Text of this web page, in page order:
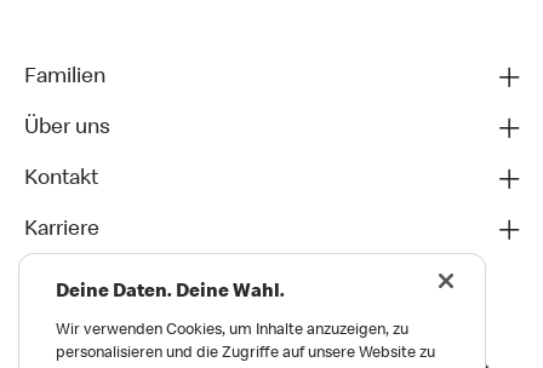
Familien
Über uns
Kontakt
Karriere
Deine Daten. Deine Wahl.
Wir verwenden Cookies, um Inhalte anzuzeigen, zu
personalisieren und die Zugriffe auf unsere Website zu